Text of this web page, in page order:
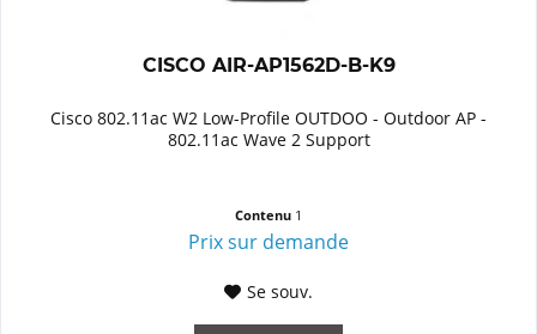
CISCO AIR-AP1562D-B-K9
Cisco 802.11ac W2 Low-Profile OUTDOO - Outdoor AP -
802.11ac Wave 2 Support
Contenu 1
Prix sur demande
Se souv.